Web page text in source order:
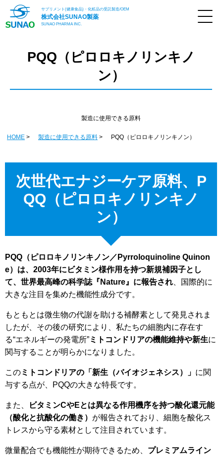
株式会社SUNAO製薬
サプリメント(健康食品)・化粧品の受託製造/OEM
SUNAO PHARMA INC.
PQQ（ピロロキノリンキノ
ン）
製造に使用できる原料
HOME 製造に使用できる原料 PQQ（ピロロキノリンキノン）
次世代エナジーケア原料、P
QQ（ピロロキノリンキノ
ン）
PQQ（ピロロキノリンキノン／Pyrroloquinoline Quinon
e）は、2003年にビタミン様作用を持つ新規補因子とし
て、世界最高峰の科学誌『Nature』に報告され 、国際的に
大きな注目を集めた機能性成分です。
もともとは微生物の代謝を助ける補酵素として発見されま
したが、その後の研究により、私たちの細胞内に存在す
る“エネルギーの発電所”ミトコンドリアの機能維持や新生に
関与することが明らかになりました。
このミトコンドリアの「新生（バイオジェネシス）」 に関
与する点が、PQQの大きな特長です。
また、
ビタミンCやEとは異なる作用機序を持つ酸化還元能
（酸化と抗酸化の働き） が報告されており、細胞を酸化ス
トレスから守る素材として注目されています。
微量配合でも機能性が期待できるため、 プレミアムライン